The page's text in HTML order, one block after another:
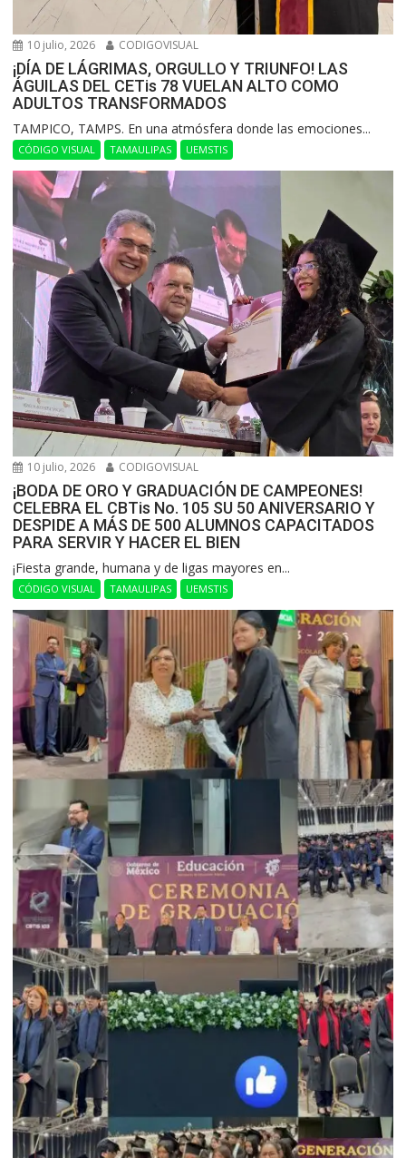
10 julio, 2026 CODIGOVISUAL
¡DÍA DE LÁGRIMAS, ORGULLO Y TRIUNFO! LAS
ÁGUILAS DEL CETis 78 VUELAN ALTO COMO
ADULTOS TRANSFORMADOS
​TAMPICO, TAMPS. En una atmósfera donde las emociones...
CÓDIGO VISUAL TAMAULIPAS UEMSTIS
10 julio, 2026 CODIGOVISUAL
¡BODA DE ORO Y GRADUACIÓN DE CAMPEONES!
CELEBRA EL CBTis No. 105 SU 50 ANIVERSARIO Y
DESPIDE A MÁS DE 500 ALUMNOS CAPACITADOS
PARA SERVIR Y HACER EL BIEN
​¡Fiesta grande, humana y de ligas mayores en...
CÓDIGO VISUAL TAMAULIPAS UEMSTIS